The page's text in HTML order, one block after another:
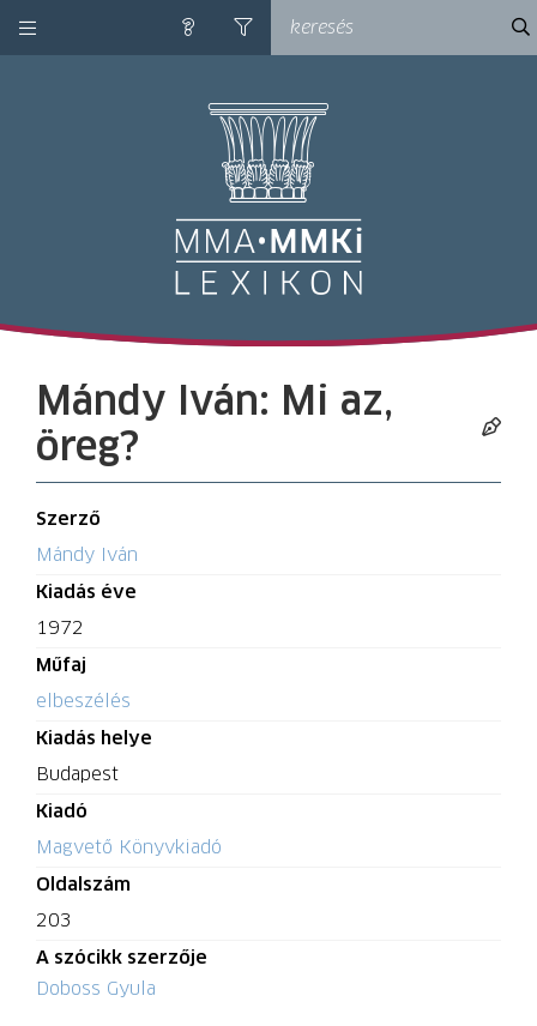
kategóriák
súgó szűrés
Mándy Iván: Mi az,
öreg?
Szerző
Mándy Iván
Kiadás éve
1972
Műfaj
elbeszélés
Kiadás helye
Budapest
Kiadó
Magvető Könyvkiadó
Oldalszám
203
A szócikk szerzője
Doboss Gyula